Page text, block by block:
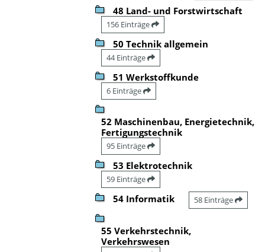
48 Land- und Forstwirtschaft
156 Einträge
50 Technik allgemein
44 Einträge
51 Werkstoffkunde
6 Einträge
52 Maschinenbau, Energietechnik,
Fertigungstechnik
95 Einträge
53 Elektrotechnik
59 Einträge
54 Informatik 58 Einträge
55 Verkehrstechnik,
Verkehrswesen